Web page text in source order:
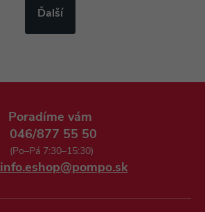
Ďalší
Poradíme vám
046/877 55 50
(Po–Pá 7:30–15:30)
info.eshop@pompo.sk